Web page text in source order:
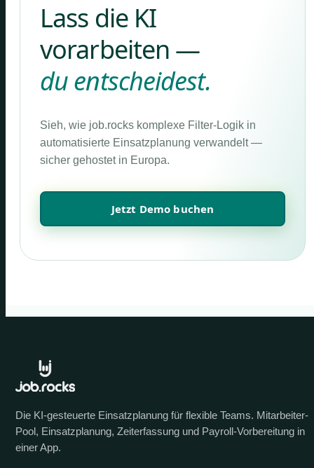
Lass die KI
vorarbeiten —
du entscheidest.
Sieh, wie job.rocks komplexe Filter-Logik in
automatisierte Einsatzplanung verwandelt —
sicher gehostet in Europa.
Jetzt Demo buchen
Die KI-gesteuerte Einsatzplanung für flexible Teams. Mitarbeiter-
Pool, Einsatzplanung, Zeiterfassung und Payroll-Vorbereitung in
einer App.